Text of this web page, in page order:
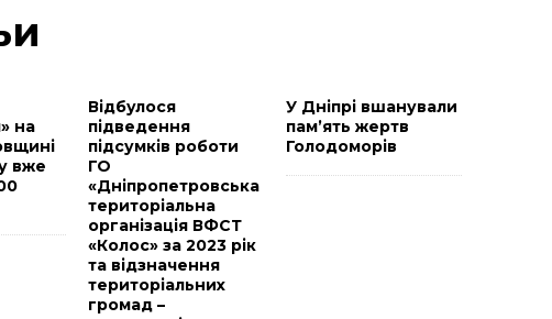
на
вже
Відбулося
підведення
підсумків роботи
ГО
«Дніпропетровська
територіальна
організація ВФСТ
«Колос» за 2023 рік
та відзначення
територіальних
громад –
У Дніпрі вшанували
пам’ять жертв
Голодоморів